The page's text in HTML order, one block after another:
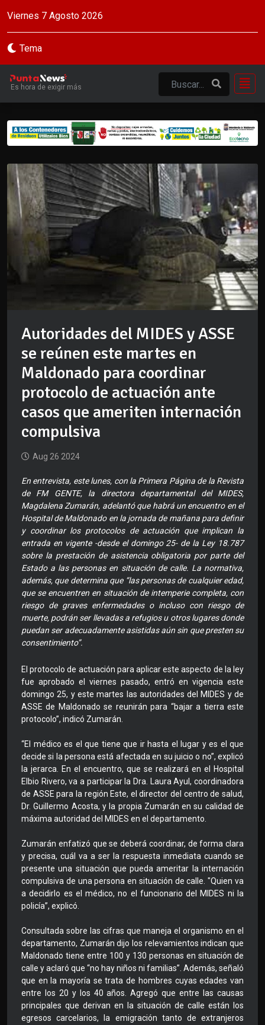
Viernes 7 Agosto 2026
Tema
Es hora de exigir más
Autoridades del MIDES y ASSE
se reúnen este martes en
Maldonado para coordinar
protocolo de actuación ante
casos que ameriten internación
compulsiva
Aug 26 2024
En entrevista, este lunes, con la Primera Página de la Revista
de FM GENTE, la directora departamental del MIDES,
Magdalena Zumarán, adelantó que habrá un encuentro en el
Hospital de Maldonado en la jornada de mañana para definir
y coordinar los protocolos de actuación que implican la
entrada en vigente -desde el domingo 25- de la Ley 18.787
sobre la prestación de asistencia obligatoria por parte del
Estado a las personas en situación de calle. La normativa,
además, que determina que “las personas de cualquier edad,
que se encuentren en situación de intemperie completa, con
riesgo de graves enfermedades o incluso con riesgo de
muerte, podrán ser llevadas a refugios u otros lugares donde
puedan ser adecuadamente asistidas aún sin que presten su
consentimiento”.
El protocolo de actuación para aplicar este aspecto de la ley
fue aprobado el viernes pasado, entró en vigencia este
domingo 25, y este martes las autoridades del MIDES y de
ASSE de Maldonado se reunirán para “bajar a tierra este
protocolo”, indicó Zumarán.
“El médico es el que tiene que ir hasta el lugar y es el que
decide si la persona está afectada en su juicio o no”, explicó
la jerarca. En el encuentro, que se realizará en el Hospital
Elbio Rivero, va a participar la Dra. Laura Ayul, coordinadora
de ASSE para la región Este, el director del centro de salud,
Dr. Guillermo Acosta, y la propia Zumarán en su calidad de
máxima autoridad del MIDES en el departamento.
Zumarán enfatizó que se deberá coordinar, de forma clara
y precisa, cuál va a ser la respuesta inmediata cuando se
presente una situación que pueda ameritar la internación
compulsiva de una persona en situación de calle. "Quien va
a decidirlo es el médico, no el funcionario del MIDES ni la
policía”, explicó.
Consultada sobre las cifras que maneja el organismo en el
departamento, Zumarán dijo los relevamientos indican que
Maldonado tiene entre 100 y 130 personas en situación de
calle y aclaró que “no hay niños ni familias”. Además, señaló
que en la mayoría se trata de hombres cuyas edades van
entre los 20 y los 40 años. Agregó que entre las causas
principales que derivan en la situación de calle están los
egresos carcelarios, la emigración tanto de extranjeros